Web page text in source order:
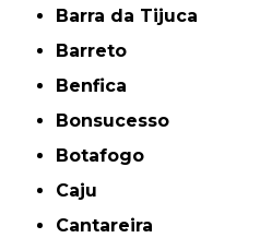
Barra da Tijuca
Barreto
Benfica
Bonsucesso
Botafogo
Caju
Cantareira